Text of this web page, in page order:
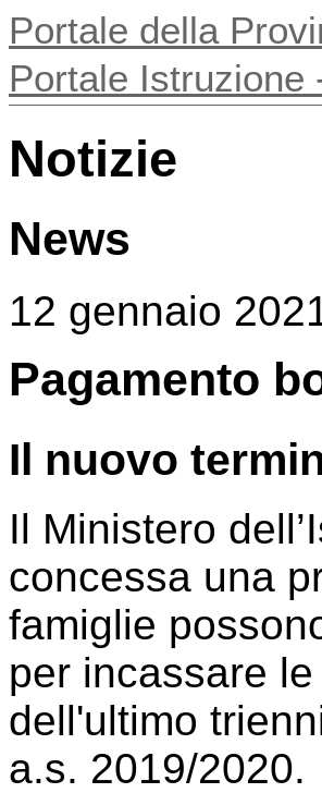
Portale della
Portale Istruzione
Notizie
News
12 gennaio
Pagamento
Il nuovo
Il Ministero
concessa una
famiglie
per incassare
dell'ultimo
a.s. 2019/2020.